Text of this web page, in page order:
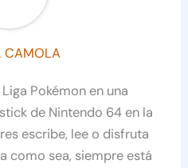
CAMOLA
Pokémon en una
de Nintendo 64 en la
escribe, lee o disfruta
como sea, siempre está